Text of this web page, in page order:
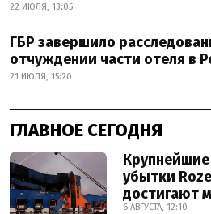
22 ИЮЛЯ, 13:05
ГБР завершило
отчуждении части отеля в
21 ИЮЛЯ, 15:20
ГЛАВНОЕ СЕГОДНЯ
убытки
достигают
6 АВГУСТА, 12:10